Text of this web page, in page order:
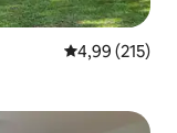
Gemiddelde
4,99 (215)